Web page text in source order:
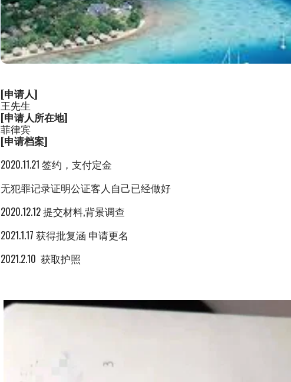
[申请人]
王先生
[申请人所在地]
菲律宾
[申请档案]
2020.11.21 签约，支付定金
无犯罪记录证明公证客人自己已经做好
2020.12.12 提交材料,背景调查
2021.1.17 获得批复涵 申请更名
2021.2.10 获取护照